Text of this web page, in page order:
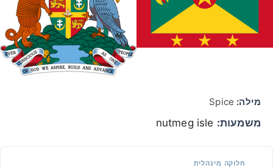
מילה:
משמעות:
חלוקה מינהלית